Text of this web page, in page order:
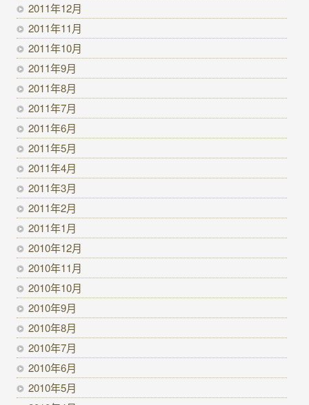
2011年12月
2011年11月
2011年10月
2011年9月
2011年8月
2011年7月
2011年6月
2011年5月
2011年4月
2011年3月
2011年2月
2011年1月
2010年12月
2010年11月
2010年10月
2010年9月
2010年8月
2010年7月
2010年6月
2010年5月